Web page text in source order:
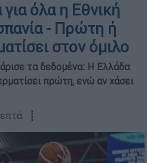
όλα η Εθνική
- Πρώτη ή
στον όμιλο
τα δεδομένα: Η Ελλάδα
πρώτη, ενώ αν χάσει
┋